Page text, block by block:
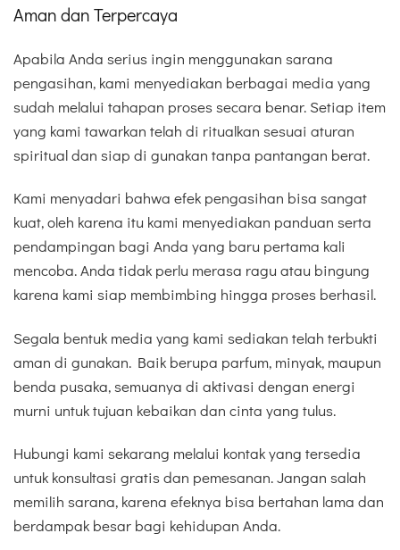
Aman dan Terpercaya
Apabila Anda serius ingin menggunakan sarana
pengasihan, kami menyediakan berbagai media yang
sudah melalui tahapan proses secara benar. Setiap item
yang kami tawarkan telah di ritualkan sesuai aturan
spiritual dan siap di gunakan tanpa pantangan berat.
Kami menyadari bahwa efek pengasihan bisa sangat
kuat, oleh karena itu kami menyediakan panduan serta
pendampingan bagi Anda yang baru pertama kali
mencoba. Anda tidak perlu merasa ragu atau bingung
karena kami siap membimbing hingga proses berhasil.
Segala bentuk media yang kami sediakan telah terbukti
aman di gunakan. Baik berupa parfum, minyak, maupun
benda pusaka, semuanya di aktivasi dengan energi
murni untuk tujuan kebaikan dan cinta yang tulus.
Hubungi kami sekarang melalui kontak yang tersedia
untuk konsultasi gratis dan pemesanan. Jangan salah
memilih sarana, karena efeknya bisa bertahan lama dan
berdampak besar bagi kehidupan Anda.